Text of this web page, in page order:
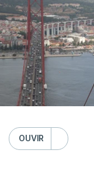
OUVIR